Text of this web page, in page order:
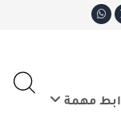
E